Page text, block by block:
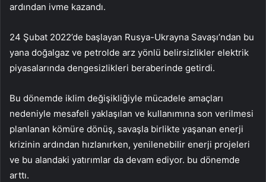
ardından ivme kazandı.
24 Şubat 2022’de başlayan Rusya-Ukrayna Savaşı’ndan bu
yana doğalgaz ve petrolde arz yönlü belirsizlikler elektrik
piyasalarında dengesizlikleri beraberinde getirdi.
Bu dönemde iklim değişikliğiyle mücadele amaçları
nedeniyle mesafeli yaklaşılan ve kullanımına son verilmesi
planlanan kömüre dönüş, savaşla birlikte yaşanan enerji
krizinin ardından hızlanırken, yenilenebilir enerji projeleri
ve bu alandaki yatırımlar da devam ediyor. bu dönemde
arttı.